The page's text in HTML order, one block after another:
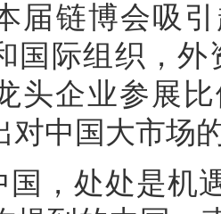
届链博会吸
国际组织，外
头企业参展
对中国大市场
国，处处是机